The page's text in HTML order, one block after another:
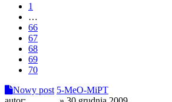
1
…
66
67
68
69
70
Nowy post 5-MeO-MiPT